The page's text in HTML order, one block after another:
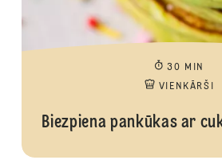
30 MIN
VIENKĀRŠI
Biezpiena pankūkas ar